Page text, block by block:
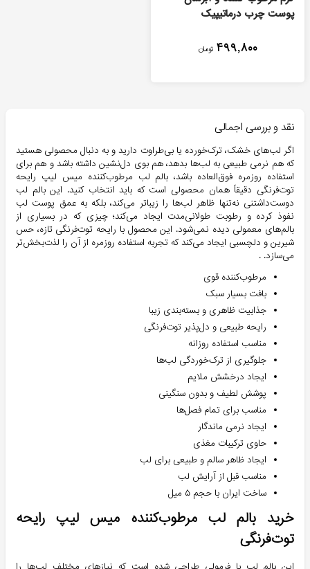
پوست چرب درماتيپيک
۴۹۹,۸۰۰ تومان
نقد و بررسی اجمالی
اگر لب‌های خشک، ترک‌خورده یا بی‌طراوت دارید و به دنبال محصولی هستید
که هم نرمی طبیعی به لب‌ها بدهد، هم بوی دل‌نشین داشته باشد و هم برای
استفاده روزمره فوق‌العاده باشد، بالم لب مرطوب‌کننده میس لیپ رایحه
توت‌فرنگی دقیقاً همان محصولی است که باید انتخاب کنید. این بالم لب
دوست‌داشتنی نه‌تنها ظاهر لب‌ها را زیباتر می‌کند، بلکه به عمق پوست لب
نفوذ کرده و رطوبت طولانی‌مدت ایجاد می‌کند؛ چیزی که در بسیاری از
بالم‌های معمولی دیده نمی‌شود. این محصول با رایحه توت‌فرنگی تازه، حس
شیرین و دلچسبی ایجاد می‌کند که تجربه استفاده روزمره از آن را لذت‌بخش‌تر
می‌سازد. .
مرطوب‌کننده قوی
بافت بسیار سبک
جذابیت ظاهری و بسته‌بندی زیبا
رایحه طبیعی و دل‌پذیر توت‌فرنگی
مناسب استفاده روزانه
جلوگیری از ترک‌خوردگی لب‌ها
ایجاد درخشش ملایم
پوشش لطیف و بدون سنگینی
مناسب برای تمام فصل‌ها
ایجاد نرمی ماندگار
حاوی ترکیبات مغذی
ایجاد ظاهر سالم و طبیعی برای لب
مناسب قبل از آرایش لب
ساخت ایران با حجم ۵ میل
خرید بالم لب مرطوب‌کننده میس لیپ رایحه
توت‌فرنگی